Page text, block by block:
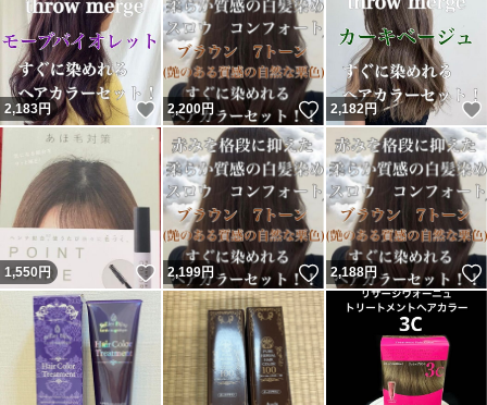
2,183円 いいね！
2,200円 いいね！
2,182円
1,550 円 いいね！
2,199円 いいね！
2,188円